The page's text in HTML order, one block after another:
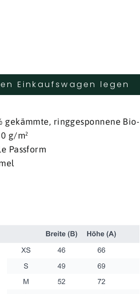
Einkaufswagen legen
gekämmte, ringgesponnene
g/m²
Passform